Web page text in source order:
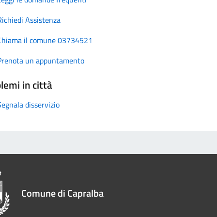
Assistenza
il comune 03734521
un appuntamento
in città
disservizio
Comune di Capralba